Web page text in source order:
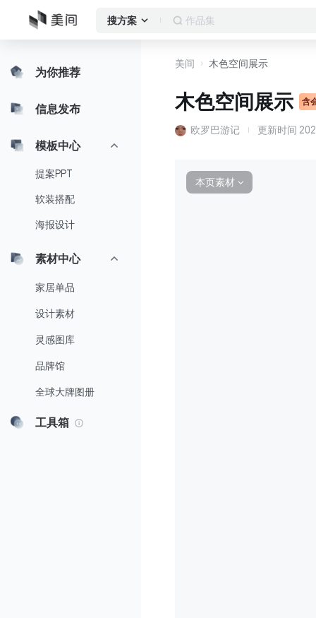
搜方案 作品集
为你推荐
信息发布
模板中心
提案PPT
软装搭配
海报设计
素材中心
家居单品
设计素材
灵感图库
品牌馆
全球大牌图册
工具箱
美间 木色空间展示
木色空间展示 含
欧罗巴游记 更新时间
本页素材 ∨